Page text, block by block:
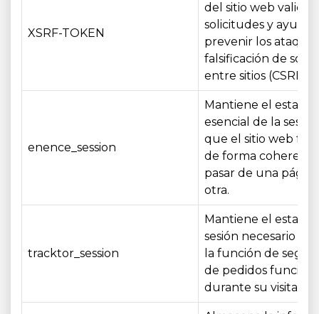
XSRF-TOKEN
del sitio web
solicitudes y
prevenir los
falsificación de
entre sitios (CSRF).
enence_session
Mantiene el estado
esencial de la
que el sitio web
de forma
pasar de una
otra.
tracktor_session
Mantiene el estado
sesión necesario
la función de
de pedidos
durante su visita.